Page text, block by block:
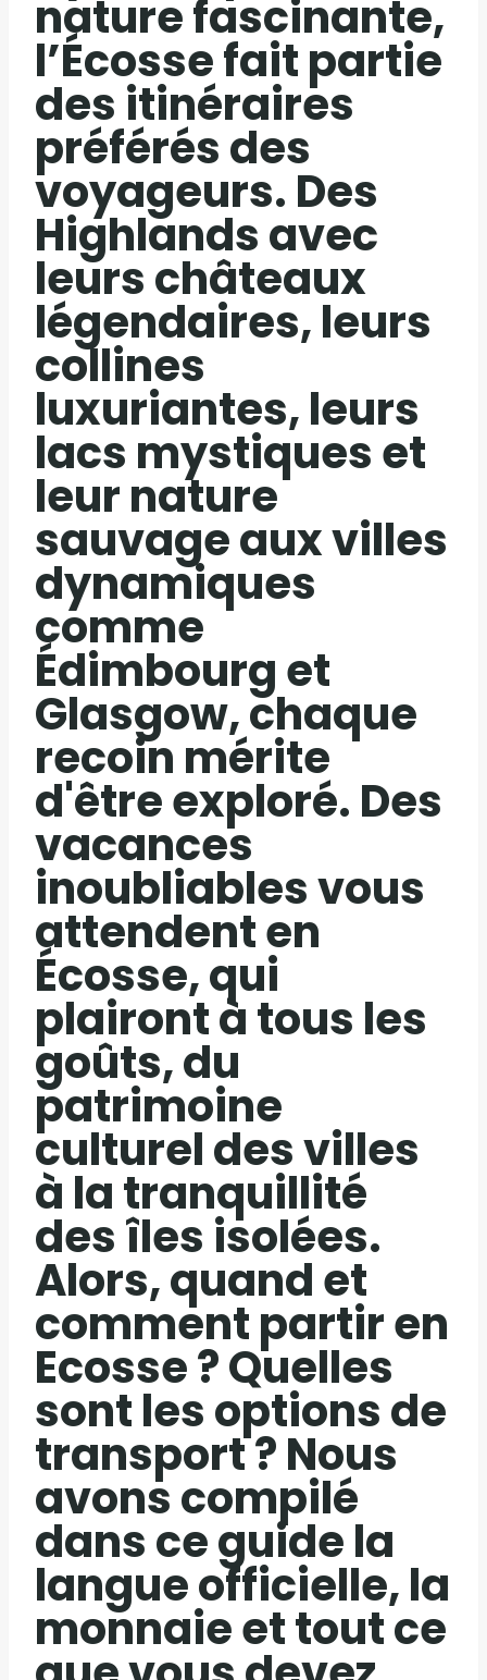
nature fascinante,
l’Écosse fait partie
des itinéraires
préférés des
voyageurs. Des
Highlands avec
leurs châteaux
légendaires, leurs
collines
luxuriantes, leurs
lacs mystiques et
leur nature
sauvage aux villes
dynamiques
comme
Édimbourg et
Glasgow, chaque
recoin mérite
d'être exploré. Des
vacances
inoubliables vous
attendent en
Écosse, qui
plairont à tous les
goûts, du
patrimoine
culturel des villes
à la tranquillité
des îles isolées.
Alors, quand et
comment partir en
Ecosse ? Quelles
sont les options de
transport ? Nous
avons compilé
dans ce guide la
langue officielle, la
monnaie et tout ce